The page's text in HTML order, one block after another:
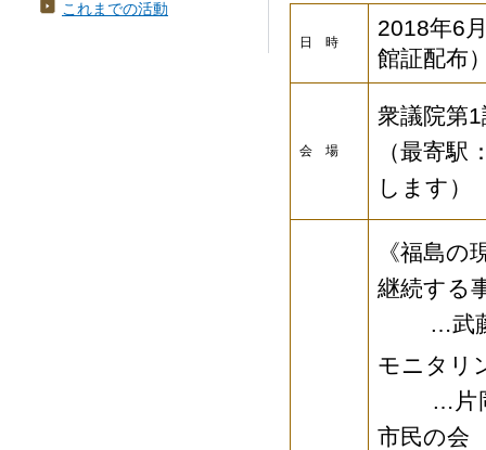
これまでの活動
日 時
2018年6
館証配布
会 場
衆議院第
（最寄
します）
《福島の
継続する
…武藤類
モニタリ
…片岡
市民の会